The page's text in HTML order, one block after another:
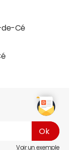
de-Cé
Voir un exemple